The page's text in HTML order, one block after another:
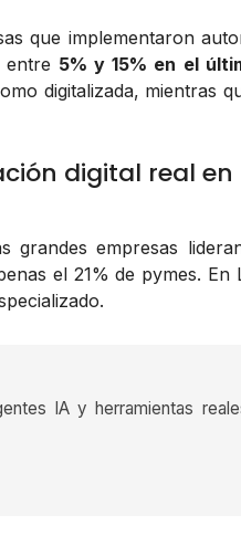
que implementaron
entre 5% y 15% en el
digitalizada, mientras
digital real en
grandes empresas
el 21% de pymes. En
IA y herramientas